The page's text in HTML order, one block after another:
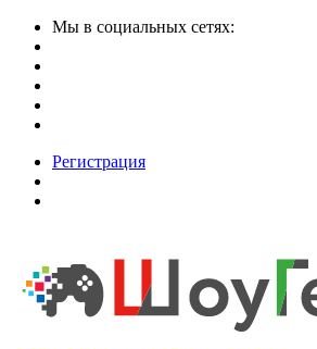
Мы в социальных сетях:
Регистрация